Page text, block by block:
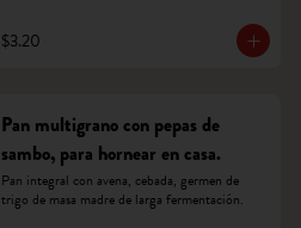
$3.20
Pan multigrano con pepas de
sambo, para hornear en casa.
Pan integral con avena, cebada, germen de
trigo de masa madre de larga fermentación.